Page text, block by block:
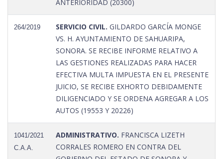
ANTERIORIDAD (20300)
264/2019 SERVICIO CIVIL. GILDARDO GARCÍA MONGE
VS. H. AYUNTAMIENTO DE SAHUARIPA,
SONORA. SE RECIBE INFORME RELATIVO A
LAS GESTIONES REALIZADAS PARA HACER
EFECTIVA MULTA IMPUESTA EN EL PRESENTE
JUICIO, SE RECIBE EXHORTO DEBIDAMENTE
DILIGENCIADO Y SE ORDENA AGREGAR A LOS
AUTOS (19553 Y 20226)
1041/2021
C.A.A.
ADMINISTRATIVO. FRANCISCA LIZETH
CORRALES ROMERO EN CONTRA DEL